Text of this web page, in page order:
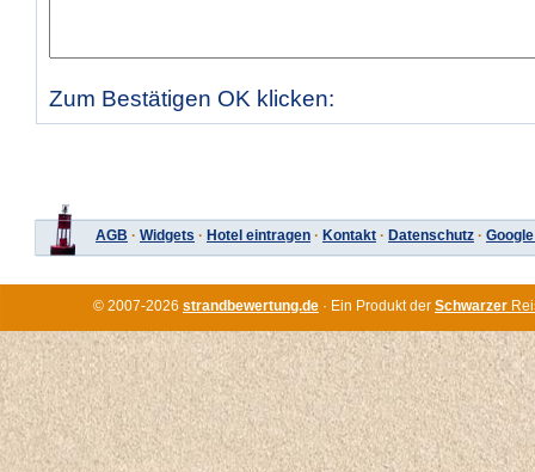
Zum Bestätigen OK klicken:
AGB · Widgets · Hotel eintragen · Kontakt · Datenschutz ·
© 2007-2026 strandbewertung.de · Ein Produkt der Schwarzer